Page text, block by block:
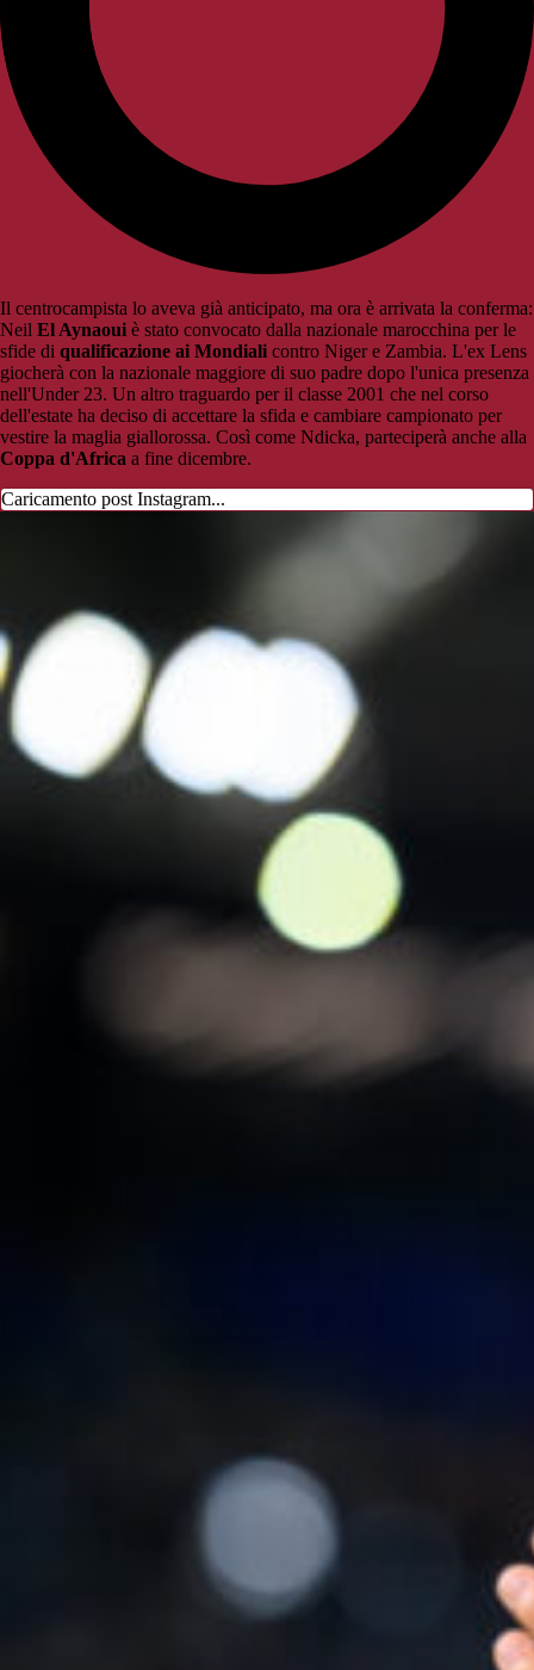
Il centrocampista lo aveva già anticipato, ma ora è arrivata la conferma:
Neil El Aynaoui è stato convocato dalla nazionale marocchina per le
sfide di qualificazione ai Mondiali contro Niger e Zambia. L'ex Lens
giocherà con la nazionale maggiore di suo padre dopo l'unica presenza
nell'Under 23. Un altro traguardo per il classe 2001 che nel corso
dell'estate ha deciso di accettare la sfida e cambiare campionato per
vestire la maglia giallorossa. Così come Ndicka, parteciperà anche alla
Coppa d'Africa a fine dicembre.
Caricamento post Instagram...